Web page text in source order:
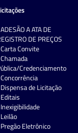
ADESÃO A ATA DE
DE PREÇOS
Carta Convite
Chamada
Credenciamento
Concorrência
Dispensa de Licitação
Editais
Inexigibilidade
Leilão
Pregão Eletrônico